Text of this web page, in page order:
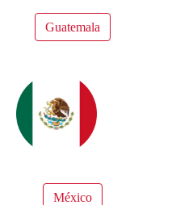
Guatemala
México